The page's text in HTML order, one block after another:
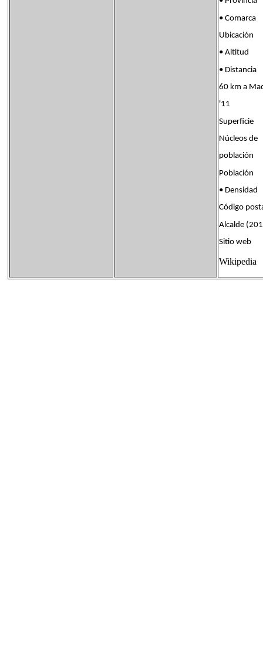
•
Ubicación
• Altitud
•
60 km a
'11
Núcleos de
población
•
Código
Alcalde
Sitio web
Wikipedia